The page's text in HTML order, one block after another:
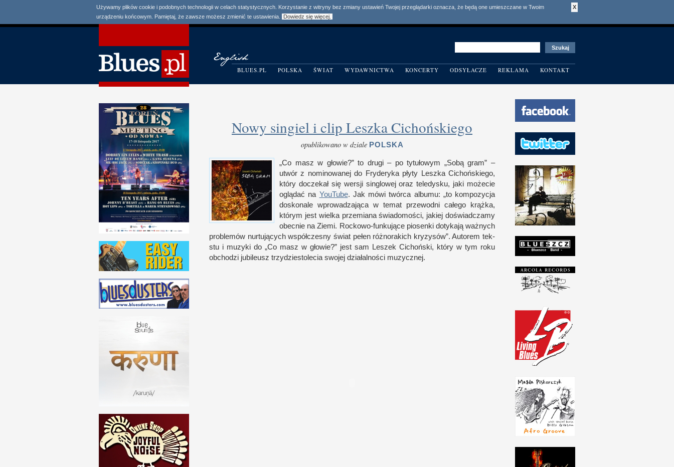
X
Używamy plików cookie i podobnych technologii w celach statystycznych. Korzystanie z witryny bez zmiany ustawień Twojej przeglądarki oznacza, że będą one umieszczane w Twoim
urządzeniu końcowym. Pamiętaj, że zawsze możesz zmienić te ustawienia.
Dowiedz się więcej.
BLUES.PL POLSKA ŚWIAT WYDAWNICTWA KONCERTY ODSYŁACZE REKLAMA KONTAKT
Nowy singiel i clip Leszka Cichońskiego
opublikowano w dziale POLSKA
„Co maszw głowie?” to drugi – po tytułowym „Sobą gram” –
utwórz nominowanej do Fryderyka płyty Leszka Cichoń­skiego,
który doczekał się wer­sji sin­glowej oraz teledysku, jaki możecie
oglądać na YouTube. Jak mówi twórca albumu: „to kom­pozycja
doskonale wprowadzająca w temat prze­wodni całego krążka,
którym jest wielka prze­miana świadomo­ści, jakiej doświad­czamy
obec­nie na Ziemi. Rockowo-​funkujące piosenki dotykają waż­nych
problemów nur­tujących współ­czesny świat pełen róż­norakich kryzysów”. Autorem tek­
stu i muzyki do „Co masz w głowie?” jest sam Leszek Cichoń­ski, który w tym roku
obchodzi jubile­usz trzydziestolecia swojej działal­no­ści muzycznej.